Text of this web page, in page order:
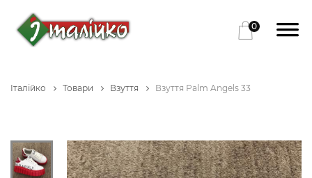
0
Італійко Товари Взуття Взуття Palm Angels 33